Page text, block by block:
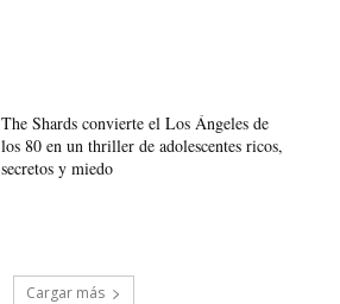
The Shards convierte el Los Ángeles de
los 80 en un thriller de adolescentes ricos,
secretos y miedo
Cargar más